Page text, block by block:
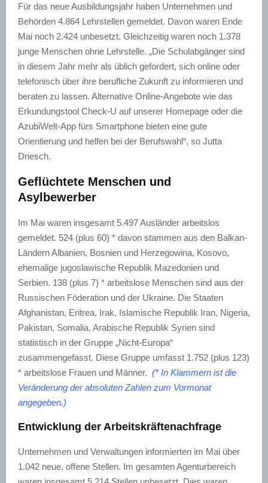
Für das neue Ausbildungsjahr haben Unternehmen und
Behörden 4.864 Lehrstellen gemeldet. Davon waren Ende
Mai noch 2.424 unbesetzt. Gleichzeitig waren noch 1.378
junge Menschen ohne Lehrstelle. „Die Schulabgänger sind
in diesem Jahr mehr als üblich gefordert, sich online oder
telefonisch über ihre berufliche Zukunft zu informieren und
beraten zu lassen. Alternative Online-Angebote wie das
Erkundungstool Check-U auf unserer Homepage oder die
AzubiWelt-App fürs Smartphone bieten eine gute
Orientierung und helfen bei der Berufswahl“, so Jutta
Driesch.
Geflüchtete Menschen und
Asylbewerber
Im Mai waren insgesamt 5.497 Ausländer arbeitslos
gemeldet. 524 (plus 60) * davon stammen aus den Balkan-
Ländern Albanien, Bosnien und Herzegowina, Kosovo,
ehemalige jugoslawische Republik Mazedonien und
Serbien. 138 (plus 7) * arbeitslose Menschen sind aus der
Russischen Föderation und der Ukraine. Die Staaten
Afghanistan, Eritrea, Irak, Islamische Republik Iran, Nigeria,
Pakistan, Somalia, Arabische Republik Syrien sind
statistisch in der Gruppe „Nicht-Europa“
zusammengefasst. Diese Gruppe umfasst 1.752 (plus 123)
* arbeitslose Frauen und Männer. (* In Klammern ist die
Veränderung der absoluten Zahlen zum Vormonat
angegeben.)
Entwicklung der Arbeitskräftenachfrage
Unternehmen und Verwaltungen informierten im Mai über
1.042 neue, offene Stellen. Im gesamten Agenturbereich